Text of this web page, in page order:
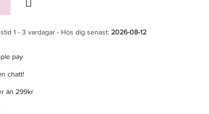
1 - 3 vardagar - Hos dig senast: 2026-08-12
pay
chatt!
än 299kr